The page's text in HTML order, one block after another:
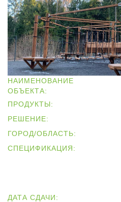
НАИМЕНОВАНИЕ
ОБЪЕКТА:
ПРОДУКТЫ:
РЕШЕНИЕ:
ГОРОД/ОБЛАСТЬ:
СПЕЦИФИКАЦИЯ:
ДАТА СДАЧИ: